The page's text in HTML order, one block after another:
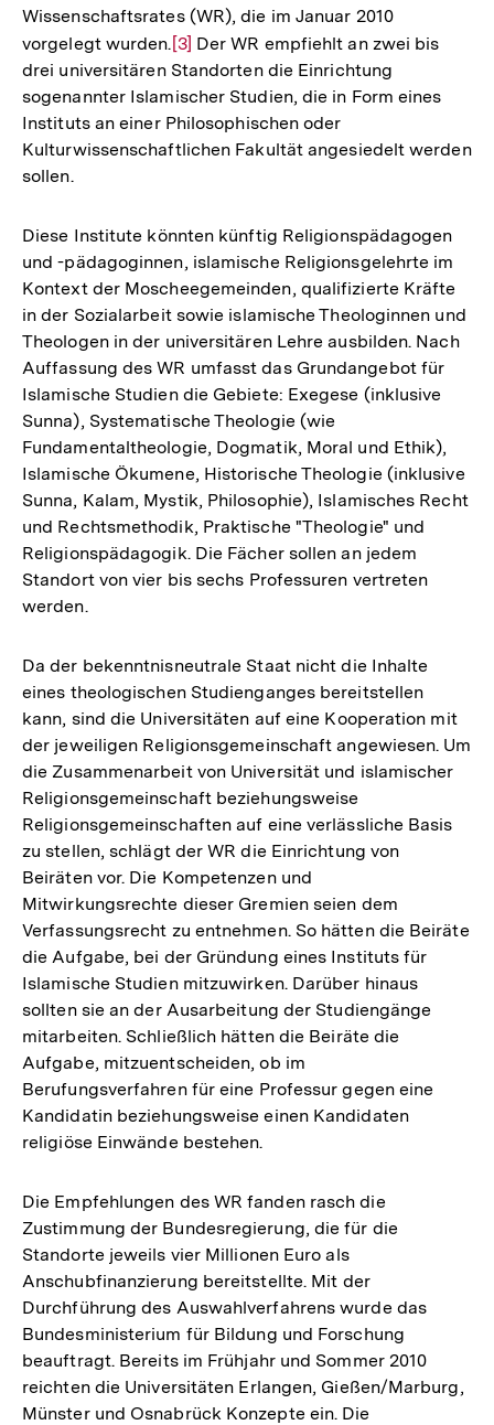
Wissenschaftsrates (WR), die im Januar 2010
vorgelegt wurden. Zur
Auflösung
der
Fußnote
[3] Der WR empfiehlt an zwei bis
drei universitären Standorten die Einrichtung
sogenannter Islamischer Studien, die in Form eines
Instituts an einer Philosophischen oder
Kulturwissenschaftlichen Fakultät angesiedelt werden
sollen.
Diese Institute könnten künftig Religionspädagogen
und -pädagoginnen, islamische Religionsgelehrte im
Kontext der Moscheegemeinden, qualifizierte Kräfte
in der Sozialarbeit sowie islamische Theologinnen und
Theologen in der universitären Lehre ausbilden. Nach
Auffassung des WR umfasst das Grundangebot für
Islamische Studien die Gebiete: Exegese (inklusive
Sunna), Systematische Theologie (wie
Fundamentaltheologie, Dogmatik, Moral und Ethik),
Islamische Ökumene, Historische Theologie (inklusive
Sunna, Kalam, Mystik, Philosophie), Islamisches Recht
und Rechtsmethodik, Praktische "Theologie" und
Religionspädagogik. Die Fächer sollen an jedem
Standort von vier bis sechs Professuren vertreten
werden.
Da der bekenntnisneutrale Staat nicht die Inhalte
eines theologischen Studienganges bereitstellen
kann, sind die Universitäten auf eine Kooperation mit
der jeweiligen Religionsgemeinschaft angewiesen. Um
die Zusammenarbeit von Universität und islamischer
Religionsgemeinschaft beziehungsweise
Religionsgemeinschaften auf eine verlässliche Basis
zu stellen, schlägt der WR die Einrichtung von
Beiräten vor. Die Kompetenzen und
Mitwirkungsrechte dieser Gremien seien dem
Verfassungsrecht zu entnehmen. So hätten die Beiräte
die Aufgabe, bei der Gründung eines Instituts für
Islamische Studien mitzuwirken. Darüber hinaus
sollten sie an der Ausarbeitung der Studiengänge
mitarbeiten. Schließlich hätten die Beiräte die
Aufgabe, mitzuentscheiden, ob im
Berufungsverfahren für eine Professur gegen eine
Kandidatin beziehungsweise einen Kandidaten
religiöse Einwände bestehen.
Die Empfehlungen des WR fanden rasch die
Zustimmung der Bundesregierung, die für die
Standorte jeweils vier Millionen Euro als
Anschubfinanzierung bereitstellte. Mit der
Durchführung des Auswahlverfahrens wurde das
Bundesministerium für Bildung und Forschung
beauftragt. Bereits im Frühjahr und Sommer 2010
reichten die Universitäten Erlangen, Gießen/Marburg,
Münster und Osnabrück Konzepte ein. Die